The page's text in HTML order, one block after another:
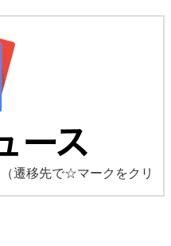
（遷移先で☆マークをクリ